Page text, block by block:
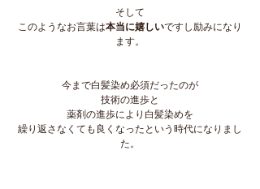
そして
このようなお言葉は本当に嬉しいですし励みになり
ます。
今まで白髪染め必須だったのが
技術の進歩と
薬剤の進歩により白髪染めを
繰り返さなくても良くなったという時代になりまし
た。